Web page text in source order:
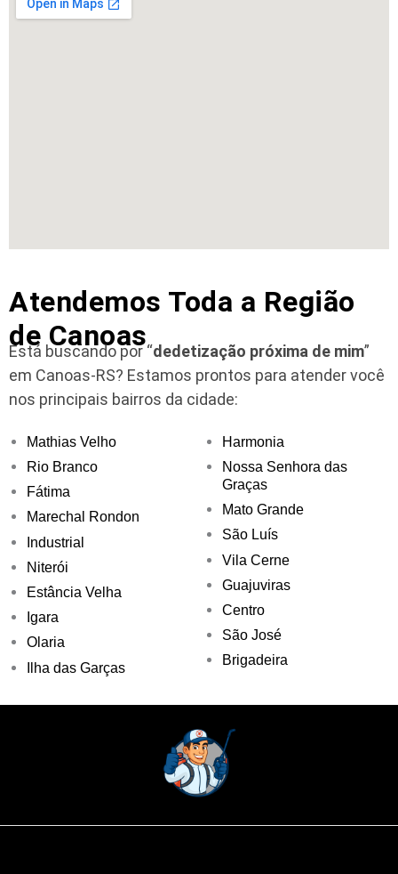
Atendemos Toda a Região
de Canoas
Está buscando por “dedetização próxima de mim”
em Canoas-RS? Estamos prontos para atender você
nos principais bairros da cidade:
Mathias Velho
Rio Branco
Fátima
Marechal Rondon
Industrial
Niterói
Estância Velha
Igara
Olaria
Ilha das Garças
Harmonia
Nossa Senhora das
Graças
Mato Grande
São Luís
Vila Cerne
Guajuviras
Centro
São José
Brigadeira